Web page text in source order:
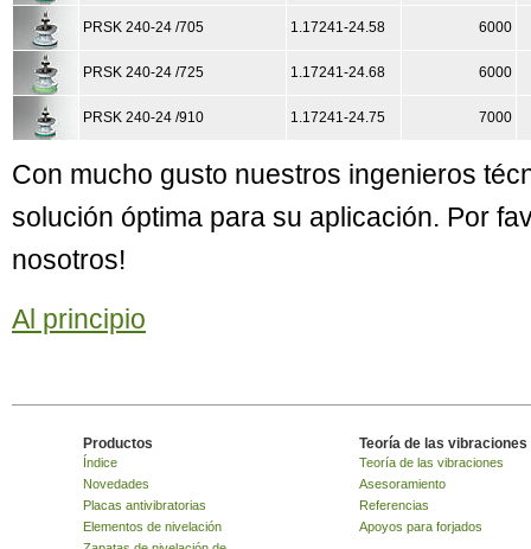
PRSK 240-24 /705 1.17241-24.58 6000
PRSK 240-24 /725 1.17241-24.68 6000
PRSK 240-24 /910 1.17241-24.75 7000
Con mucho gusto nuestros ingenieros
solución óptima para su aplicación. Por
nosotros!
Al principio
Productos
Índice
Novedades
Placas antivibratorias
Elementos de nivelación
Teoría de las vibraciones
Teoría de las vibraciones
Asesoramiento
Referencias
Apoyos para forjados